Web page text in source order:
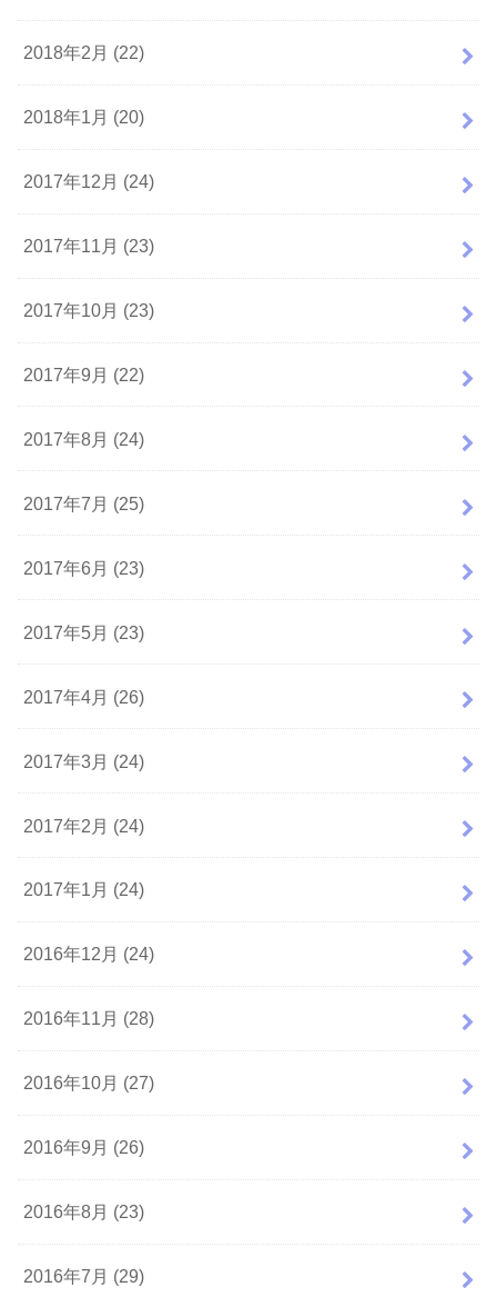
2018年2月 (22)
2018年1月 (20)
2017年12月 (24)
2017年11月 (23)
2017年10月 (23)
2017年9月 (22)
2017年8月 (24)
2017年7月 (25)
2017年6月 (23)
2017年5月 (23)
2017年4月 (26)
2017年3月 (24)
2017年2月 (24)
2017年1月 (24)
2016年12月 (24)
2016年11月 (28)
2016年10月 (27)
2016年9月 (26)
2016年8月 (23)
2016年7月 (29)